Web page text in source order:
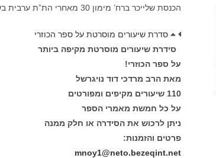
הכנסת שלייכר ברח’ מימון 30 מאחרי הת”ת ערבית בשעה 21:45
סדרת שיעורים מוסרטת על ספר הכוזרי
סידרת שיעורים מוסרטת מקיפה ביותר
על ספר הכוזרי!
מאת הרב מרדכי דוד נויגרשל
110 שיעורים מקיפים ומפורטים
על כל חמשת מאמרי הספר
ניתן לרכוש את הסידרה או חלק ממנה
פרטים והזמנות:
mnoy1@neto.bezeqint.net